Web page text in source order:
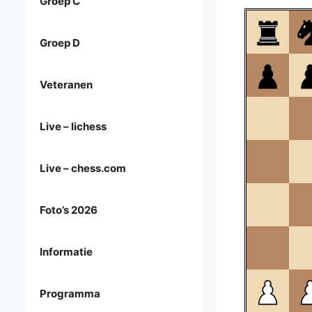
Groep D
Veteranen
Live – lichess
Live – chess.com
Foto’s 2026
Informatie
Programma